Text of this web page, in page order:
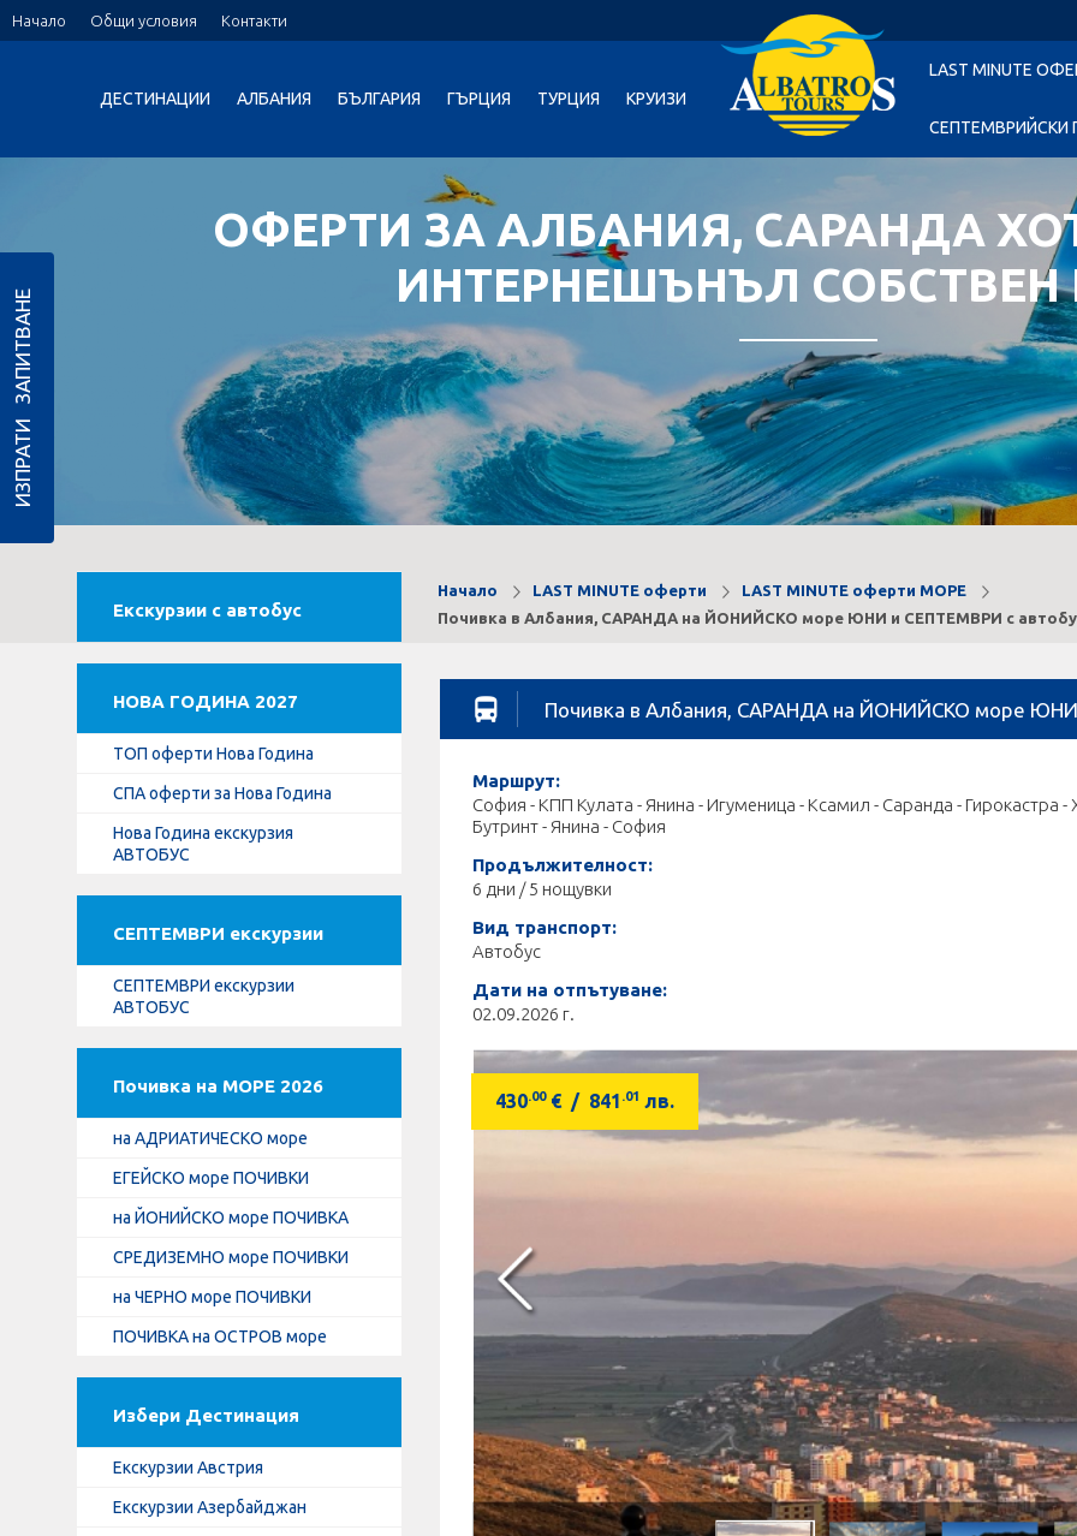
Начало Общи условия Контакти
ДЕСТИНАЦИИ АЛБАНИЯ БЪЛГАРИЯ ГЪРЦИЯ ТУРЦИЯ КРУИЗИ
LAST MINUTE
СЕПТЕМВРИЙСКИ
ОФЕРТИ ЗА АЛБАНИЯ, САРАНДА
ИНТЕРНЕШЪНЪЛ
Начало LAST MINUTE оферти
LAST MINUTE оферти МОРЕ
Почивка в Албания, САРАНДА на ЙОНИЙСКО море ЮНИ и СЕПТЕМВРИ с
Екскурзии с автобус
НОВА ГОДИНА 2027
ТОП оферти Нова Година
СПА оферти за Нова Година
Нова Година екскурзия
АВТОБУС
СЕПТЕМВРИ екскурзии
СЕПТЕМВРИ екскурзии
АВТОБУС
Почивка на МОРЕ 2026
на АДРИАТИЧЕСКО море
ЕГЕЙСКО море ПОЧИВКИ
на ЙОНИЙСКО море ПОЧИВКА
СРЕДИЗЕМНО море ПОЧИВКИ
на ЧЕРНО море ПОЧИВКИ
ПОЧИВКА на ОСТРОВ море
Избери Дестинация
Екскурзии Австрия
Екскурзии Азербайджан
Почивка в Албания, САРАНДА на ЙОНИЙСКО море ЮНИ
Маршрут:
София - КПП Кулата - Янина - Игуменица - Ксамил - Саранда - Гирокастра -
Бутринт - Янина - София
Продължителност:
6 дни / 5 нощувки
Вид транспорт:
Автобус
Дати на отпътуване:
02.09.2026 г.
430.00€ / 841 .01 лв.
ИЗПРАТИ ЗАПИТВАНЕ